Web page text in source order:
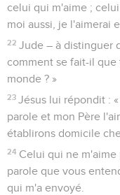
celui qui m'aime ;
moi aussi, je l'aimerai
22 Jude – à distinguer
comment se fait-il que
monde ? »
23 Jésus lui répondit :
parole et mon Père
établirons domicile
24 Celui qui ne m'aime
parole que vous
qui m'a envoyé.